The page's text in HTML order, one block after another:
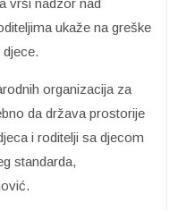
vrši nadzor nad
ukaže na greške
organizacija za
da država prostorije
i roditelji sa djecom
standarda,